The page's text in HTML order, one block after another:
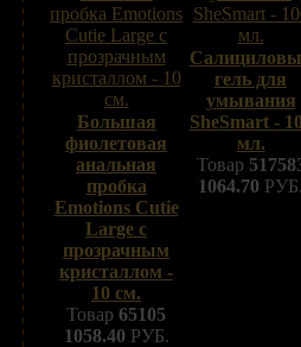
Большая
фиолетовая
анальная
пробка
Emotions Cutie
Large с
прозрачным
кристаллом -
10 см.
Товар 65105
1058.40РУБ.
гель для
умывания
SheSmart -
мл.
Товар
1064.70